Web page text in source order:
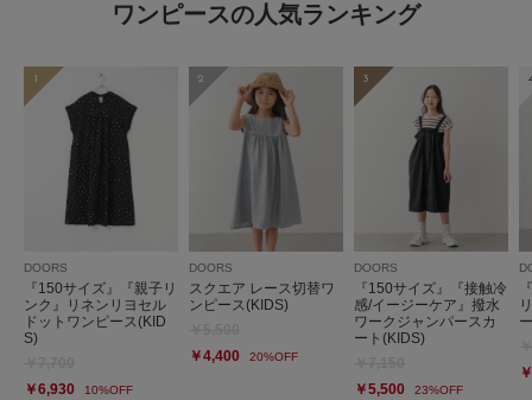
ワンピースの人気ランキング
1
DOORS
『150サイズ』『親子リ
ンク』リネンリヨセル
ドットワンピース(KID
S)
￥6,930
10%OFF
2
DOORS
スクエア レース切替ワ
ンピース(KIDS)
￥4,400
20%OFF
3
DOORS
『150サイズ』『接触冷
感/イージーケア』撥水
ワークジャンパースカ
ート(KIDS)
￥5,500
23%OFF